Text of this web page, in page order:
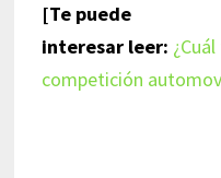
[Te puede
interesar leer:
competición